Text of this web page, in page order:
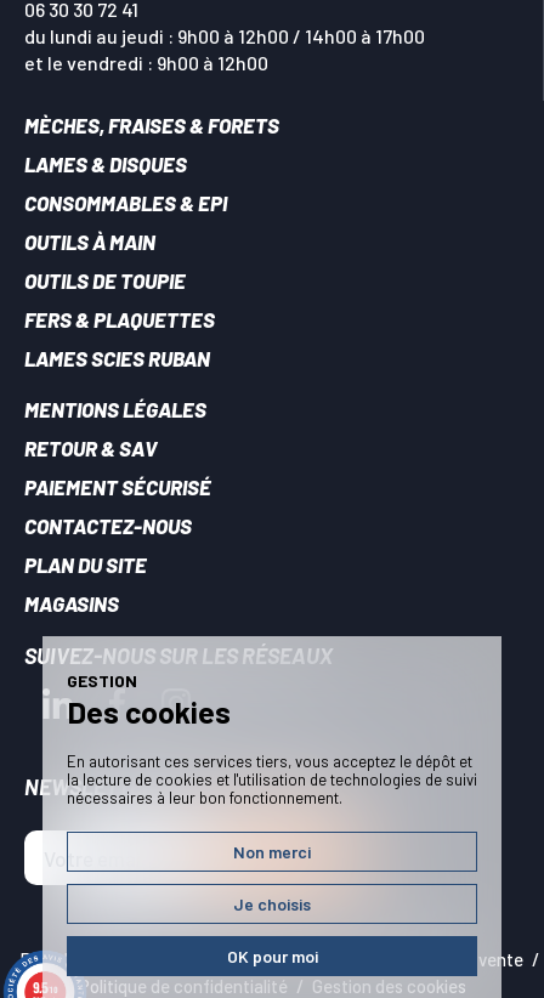
06 30 30 72 41
du lundi au jeudi : 9h00 à 12h00 / 14h00 à 17h00
et le vendredi : 9h00 à 12h00
MÈCHES, FRAISES & FORETS
LAMES & DISQUES
CONSOMMABLES & EPI
OUTILS À MAIN
OUTILS DE TOUPIE
FERS & PLAQUETTES
LAMES SCIES RUBAN
MENTIONS LÉGALES
RETOUR & SAV
PAIEMENT SÉCURISÉ
CONTACTEZ-NOUS
PLAN DU SITE
MAGASINS
SUIVEZ-NOUS SUR LES RÉSEAUX
NEWSLETTER - RESTEZ INFORMÉS
JE M'INSCRIS !
Plan du site Mentions légales
Conditions générales de vente
Politique de confidentialité
Gestion des cookies
9.5/10
GESTION
Des cookies
En autorisant ces services tiers, vous acceptez le dépôt et
la lecture de cookies et l'utilisation de technologies de suivi
nécessaires à leur bon fonctionnement.
Non merci
Je choisis
OK pour moi